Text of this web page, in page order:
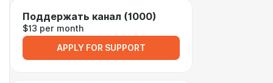
Поддержать канал (1000)
$13 per month
APPLY FOR SUPPORT